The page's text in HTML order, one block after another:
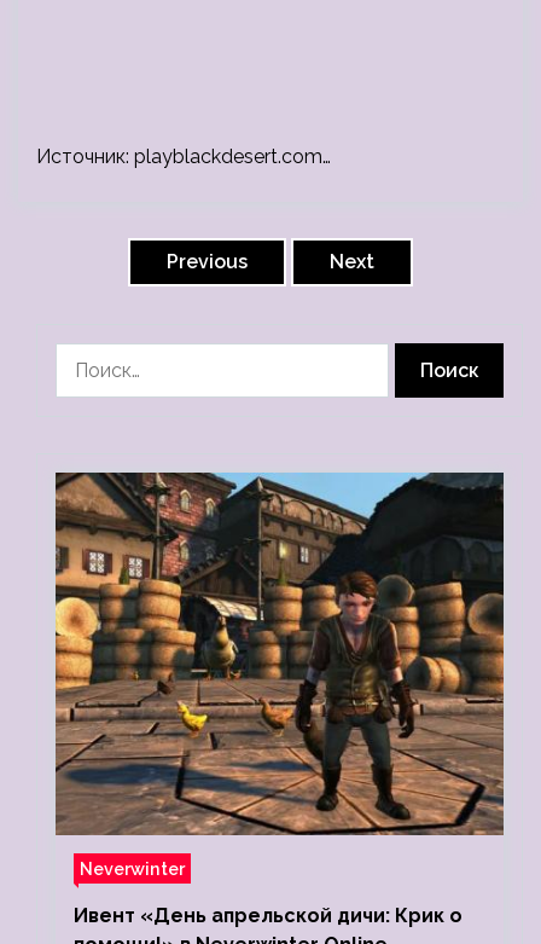
Источник: playblackdesert.com…
Previous Next
Neverwinter
Ивент «День апрельской дичи: Крик о